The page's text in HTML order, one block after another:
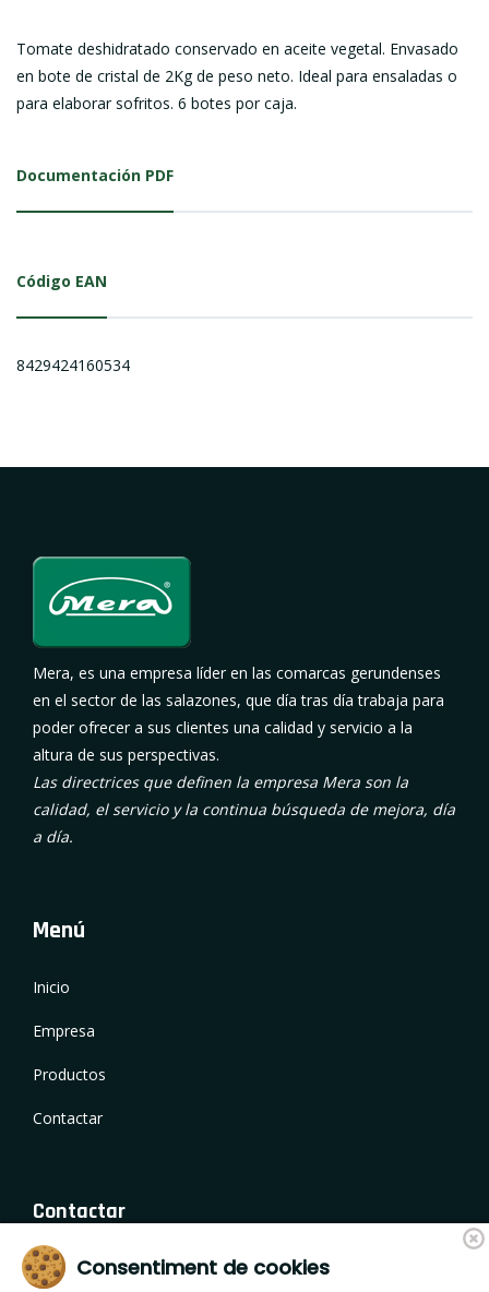
Tomate deshidratado conservado en aceite vegetal. Envasado
en bote de cristal de 2Kg de peso neto. Ideal para ensaladas o
para elaborar sofritos. 6 botes por caja.
Documentación PDF
Código EAN
8429424160534
Mera, es una empresa líder en las comarcas gerundenses
en el sector de las salazones, que día tras día trabaja para
poder ofrecer a sus clientes una calidad y servicio a la
altura de sus perspectivas.
Las directrices que definen la empresa Mera son la
calidad, el servicio y la continua búsqueda de mejora, día
a día.
Menú
Inicio
Empresa
Productos
Contactar
Contactar
Camí de Fornells 18, 17459 Campllong (Girona)
Consentiment de cookies